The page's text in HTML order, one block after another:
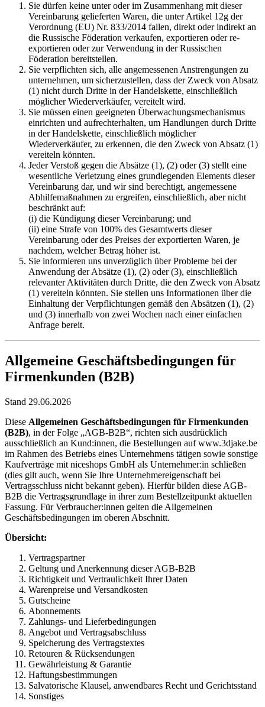
Sie dürfen keine unter oder im Zusammenhang mit dieser
Vereinbarung gelieferten Waren, die unter Artikel 12g der
Verordnung (EU) Nr. 833/2014 fallen, direkt oder indirekt an
die Russische Föderation verkaufen, exportieren oder re-
exportieren oder zur Verwendung in der Russischen
Föderation bereitstellen.
Sie verpflichten sich, alle angemessenen Anstrengungen zu
unternehmen, um sicherzustellen, dass der Zweck von Absatz
(1) nicht durch Dritte in der Handelskette, einschließlich
möglicher Wiederverkäufer, vereitelt wird.
Sie müssen einen geeigneten Überwachungsmechanismus
einrichten und aufrechterhalten, um Handlungen durch Dritte
in der Handelskette, einschließlich möglicher
Wiederverkäufer, zu erkennen, die den Zweck von Absatz (1)
vereiteln könnten.
Jeder Verstoß gegen die Absätze (1), (2) oder (3) stellt eine
wesentliche Verletzung eines grundlegenden Elements dieser
Vereinbarung dar, und wir sind berechtigt, angemessene
Abhilfemaßnahmen zu ergreifen, einschließlich, aber nicht
beschränkt auf:
(i) die Kündigung dieser Vereinbarung; und
(ii) eine Strafe von 100% des Gesamtwerts dieser
Vereinbarung oder des Preises der exportierten Waren, je
nachdem, welcher Betrag höher ist.
Sie informieren uns unverzüglich über Probleme bei der
Anwendung der Absätze (1), (2) oder (3), einschließlich
relevanter Aktivitäten durch Dritte, die den Zweck von Absatz
(1) vereiteln könnten. Sie stellen uns Informationen über die
Einhaltung der Verpflichtungen gemäß den Absätzen (1), (2)
und (3) innerhalb von zwei Wochen nach einer einfachen
Anfrage bereit.
Allgemeine Geschäftsbedingungen für
Firmenkunden (B2B)
Stand 29.06.2026
Diese Allgemeinen Geschäftsbedingungen für Firmenkunden
(B2B), in der Folge „AGB-B2B“, richten sich ausdrücklich
ausschließlich an Kund:innen, die Bestellungen auf www.3djake.be
im Rahmen des Betriebs eines Unternehmens tätigen sowie sonstige
Kaufverträge mit niceshops GmbH als Unternehmer:in schließen
(dies gilt auch, wenn Sie Ihre Unternehmereigenschaft bei
Vertragsschluss nicht bekannt geben). Hierfür bilden diese AGB-
B2B die Vertragsgrundlage in ihrer zum Bestellzeitpunkt aktuellen
Fassung. Für Verbraucher:innen gelten die Allgemeinen
Geschäftsbedingungen im oberen Abschnitt.
Übersicht:
Vertragspartner
Geltung und Anerkennung dieser AGB-B2B
Richtigkeit und Vertraulichkeit Ihrer Daten
Warenpreise und Versandkosten
Gutscheine
Abonnements
Zahlungs- und Lieferbedingungen
Angebot und Vertragsabschluss
Speicherung des Vertragstextes
Retouren & Rücksendungen
Gewährleistung & Garantie
Haftungsbestimmungen
Salvatorische Klausel, anwendbares Recht und Gerichtsstand
Sonstiges